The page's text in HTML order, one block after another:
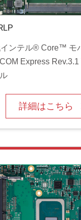
ンテル® Core™ モ
Express
詳細はこちら